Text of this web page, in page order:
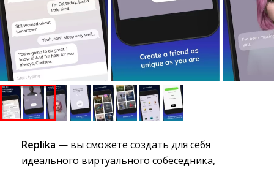
Replika — вы сможете создать для себя
идеального виртуального собеседника,